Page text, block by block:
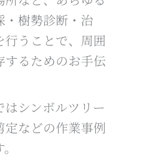
・樹勢診断・治
うことで、周囲
するためのお手伝
はシンボルツリー
定などの作業事例